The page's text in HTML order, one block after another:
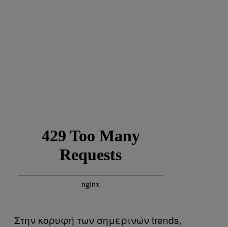
Στην κορυφή των σημερινών trends,